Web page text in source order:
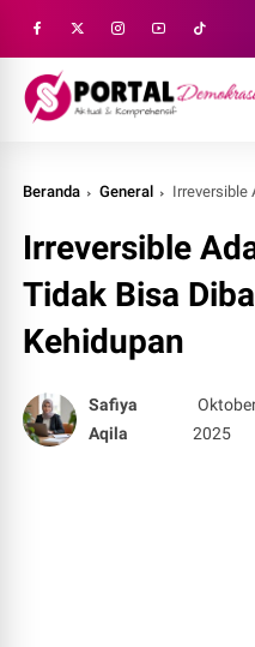
Beranda General Irreversible
Irreversible
Tidak Bisa
Kehidupan
Safiya
Aqila
2025